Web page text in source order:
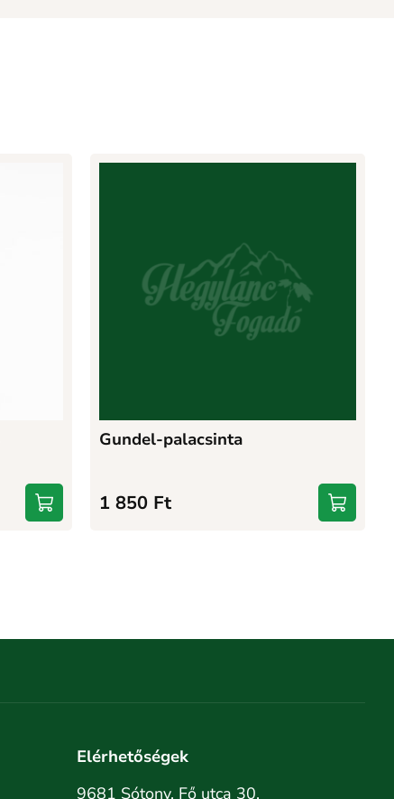
Gundel-palacsinta
1 850 Ft
Elérhetőségek
9681 Sótony, Fő utca 30.